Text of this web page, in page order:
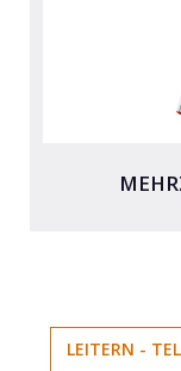
LEITERN -